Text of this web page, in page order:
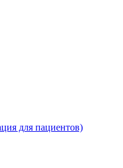
для пациентов)